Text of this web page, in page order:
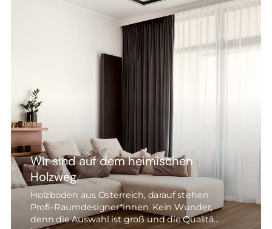
Wir sind auf dem heimischen
Holzweg.
Holzboden aus Österreich, darauf stehen
Profi-Raumdesigner*innen. Kein Wunder,
denn die Auswahl ist groß und die Qualität